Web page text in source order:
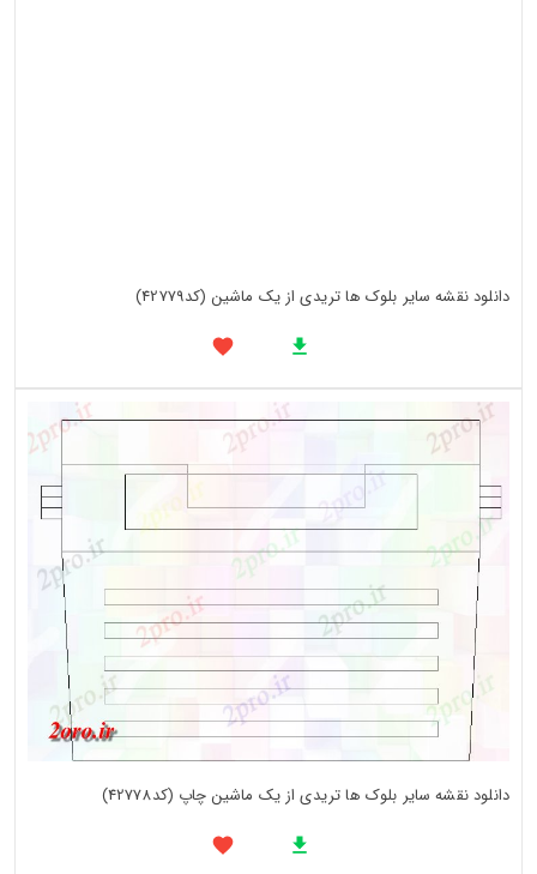
دانلود نقشه سایر بلوک ها تریدی از یک ماشین (کد42779)
دانلود نقشه سایر بلوک ها تریدی از یک ماشین چاپ (کد42778)